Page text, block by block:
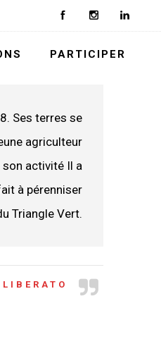
PARTICIPER
Ses terres se
agriculteur
activité Il a
à pérenniser
Triangle Vert.